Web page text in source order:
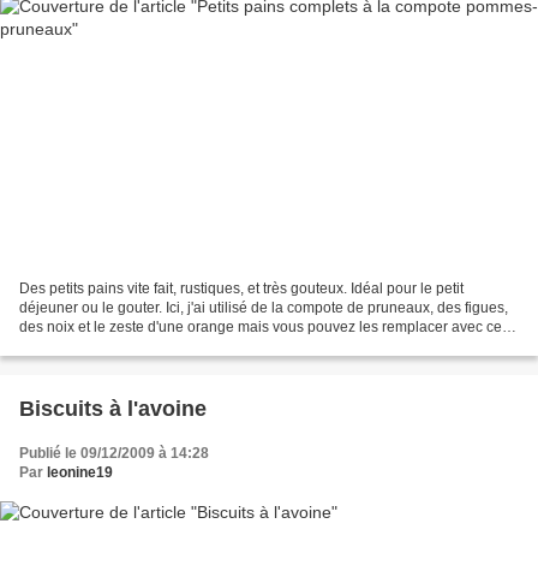
Des petits pains vite fait, rustiques, et très gouteux. Idéal pour le petit
déjeuner ou le gouter. Ici, j'ai utilisé de la compote de pruneaux, des figues,
des noix et le zeste d'une orange mais vous pouvez les remplacer avec ce
Biscuits à l'avoine
Publié le 09/12/2009 à 14:28
Par leonine19